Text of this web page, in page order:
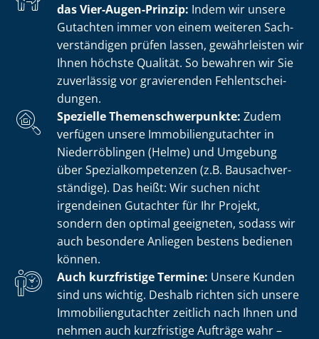
das Vier-Augen-Prinzip: Indem wir unsere
Gutachten immer von einem weiteren Sach­
ver­stän­di­gen prüfen lassen, gewährleisten wir
Ihnen höchste Qualität. So bewahren wir Sie
zuverlässig vor gravierenden Fehl­ent­schei­
dun­gen.
Spezielle The­men­schwer­punk­te: Zudem
verfügen unsere Im­mo­bi­li­en­gut­ach­ter in
Niederröblingen (Helme) und Umgebung
über Spe­zi­al­kom­pe­ten­zen (z.B. Bau­sach­ver­
stän­di­ge). Das heißt: Wir suchen nicht
irgendeinen Gutachter für Ihr Projekt,
sondern den optimal geeigneten, sodass wir
auch besondere Anliegen bestens bedienen
können.
Auch kurzfristige Termine: Unsere Kunden
sind uns wichtig. Deshalb richten sich unsere
Im­mo­bi­li­en­gut­ach­ter zeitlich nach Ihnen und
nehmen auch kurzfristige Aufträge wahr –